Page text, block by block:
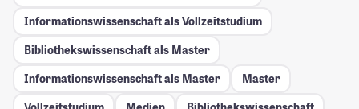
Informationswissenschaft als Vollzeitstudium
Bibliothekswissenschaft als Master
Informationswissenschaft als Master
Master